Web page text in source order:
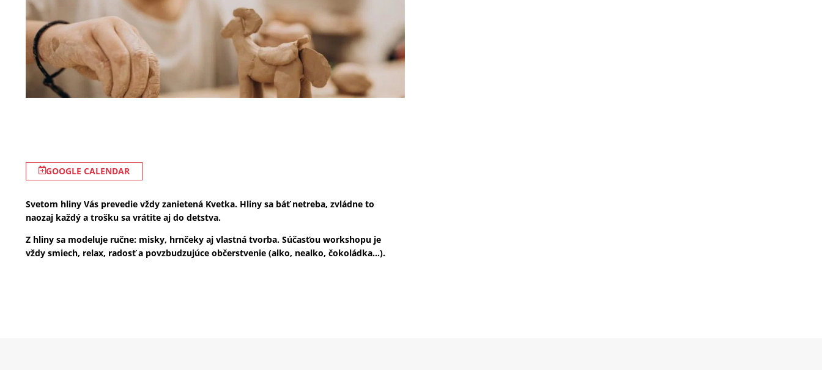
GOOGLE CALENDAR
Svetom hliny Vás prevedie vždy zanietená Kvetka. Hliny sa báť netreba, zvládne to
naozaj každý a trošku sa vrátite aj do detstva.
Z hliny sa modeluje ručne: misky, hrnčeky aj vlastná tvorba. Súčasťou workshopu je
vždy smiech, relax, radosť a povzbudzujúce občerstvenie (alko, nealko, čokoládka…).